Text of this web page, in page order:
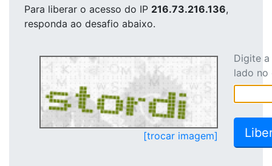
Para liberar o acesso do IP 216.73.216.136,
responda ao desafio abaixo.
[trocar imagem]
Digite
lado no